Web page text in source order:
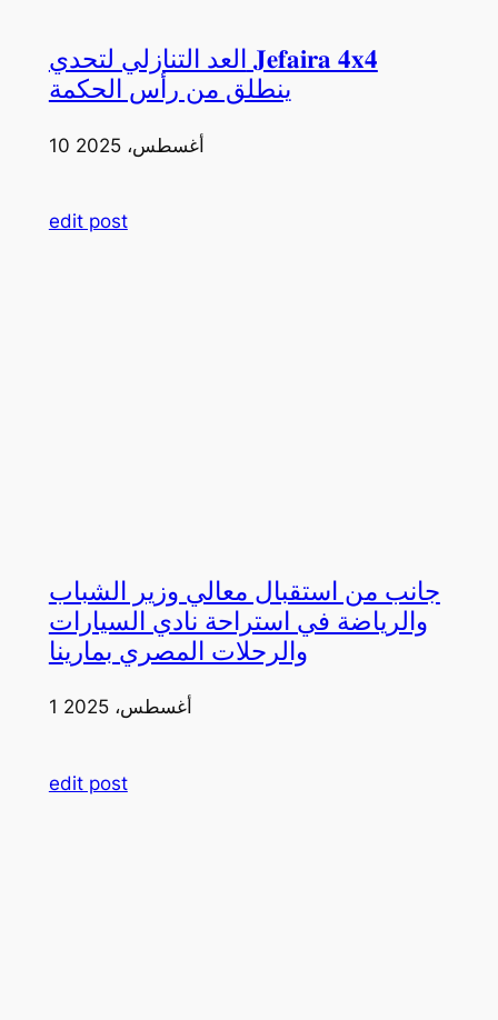
العد التنازلي لتحدي 𝐉𝐞𝐟𝐚𝐢𝐫𝐚 𝟒𝐱𝟒
ينطلق من رأس الحكمة
10 أغسطس، 2025
edit post
جانب من استقبال معالي وزير الشباب
والرياضة في استراحة نادي السيارات
والرحلات المصري بمارينا
1 أغسطس، 2025
edit post